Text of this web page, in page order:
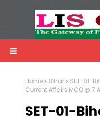
Home Bihar
SET-01-
Current Affairs MCQ @ 7
SET-01-